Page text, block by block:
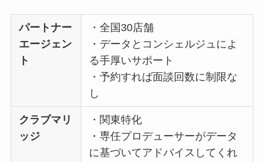
パートナー
エージェン
ト
・全国30店舗
・データとコンシェルジュによ
る手厚いサポート
・予約すれば面談回数に制限な
し
クラブマリ
ッジ
・関東特化
・専任プロデューサーがデータ
に基づいてアドバイスしてくれ